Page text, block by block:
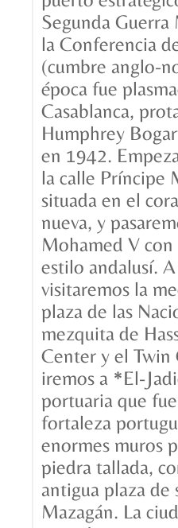
Segunda
la Conferencia
(cumbre anglo-
época fue
Casablanca,
Humphrey
en 1942.
la calle Príncipe
situada en el
nueva, y
Mohamed V con
estilo andalusí.
visitaremos la
plaza de las
mezquita de
Center y el Twin
iremos a *El-
portuaria que
fortaleza
enormes muros
piedra tallada,
antigua plaza de
Mazagán. La